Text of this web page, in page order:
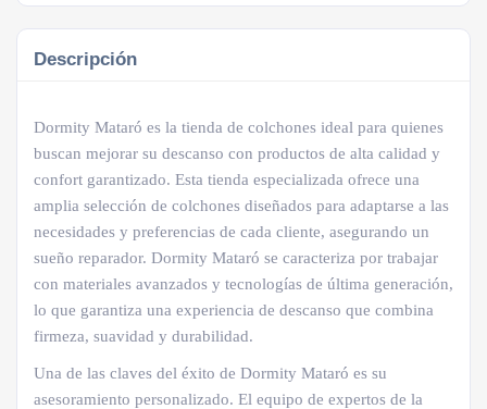
Descripción
Dormity Mataró es la tienda de colchones ideal para quienes
buscan mejorar su descanso con productos de alta calidad y
confort garantizado. Esta tienda especializada ofrece una
amplia selección de colchones diseñados para adaptarse a las
necesidades y preferencias de cada cliente, asegurando un
sueño reparador. Dormity Mataró se caracteriza por trabajar
con materiales avanzados y tecnologías de última generación,
lo que garantiza una experiencia de descanso que combina
firmeza, suavidad y durabilidad.
Una de las claves del éxito de Dormity Mataró es su
asesoramiento personalizado. El equipo de expertos de la